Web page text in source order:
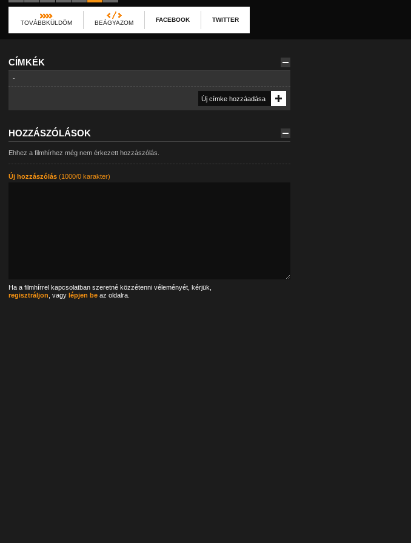
TOVÁBBKÜLDÖM BEÁGYAZOM FACEBOOK TWITTER
CÍMKÉK
-
HOZZÁSZÓLÁSOK
Ehhez a filmhírhez még nem érkezett hozzászólás.
Új hozzászólás(1000/0 karakter)
Ha a filmhírrel kapcsolatban szeretné közzétenni véleményét, kérjük,
regisztráljon , vagy lépjen beaz oldalra.